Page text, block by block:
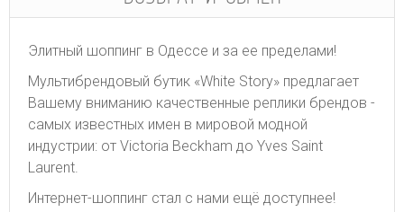
Элитный шоппинг в Одессе и за ее пределами!
Мультибрендовый бутик «White Story» предлагает
Вашему вниманию качественные реплики брендов -
самых известных имен в мировой модной
индустрии: от Victoria Beckham до Yves Saint
Laurent.
Интернет-шоппинг стал с нами ещё доступнее!